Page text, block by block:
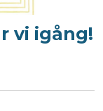
vi igång!